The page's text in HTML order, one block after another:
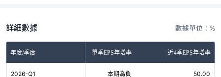
詳細數據 數據單位：%
年度/季度 單季EPS年增率 近4季EPS年增率
2026-Q1 本期為負 50.00